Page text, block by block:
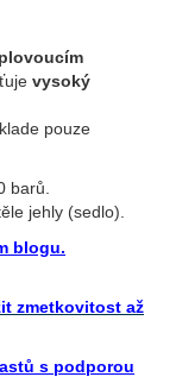
plovoucím
vysoký
klade pouze
barů.
jehly (sedlo).
blogu.
zmetkovitost až
s podporou